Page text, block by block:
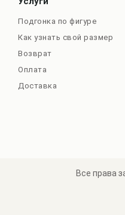
Подгонка по фигуре
Как узнать свой размер
Возврат
Оплата
Доставка
Все права